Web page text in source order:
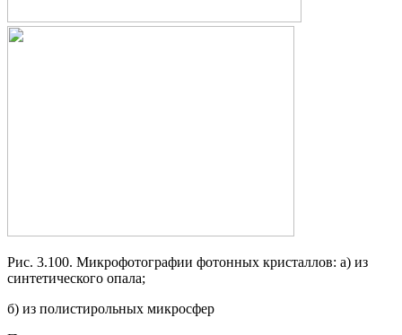
Рис. 3.100. Микрофотографии фотонных кристаллов: а) из
синтетического опала;
б) из полистирольных микросфер